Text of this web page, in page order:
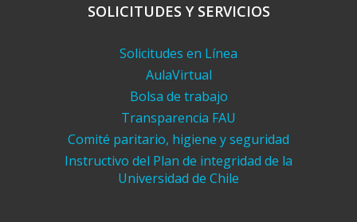
SOLICITUDES Y SERVICIOS
Solicitudes en Línea
AulaVirtual
Bolsa de trabajo
Transparencia FAU
Comité paritario, higiene y seguridad
Instructivo del Plan de integridad de la
Universidad de Chile